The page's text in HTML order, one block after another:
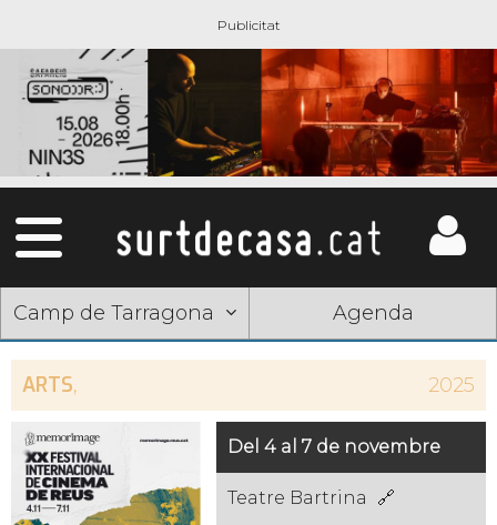
Camp de Tarragona Agenda
ARTS, 2025
Del 4 al 7 de novembre
Teatre Bartrina